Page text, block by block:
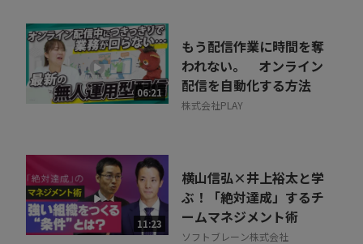
06:21
もう配信作業に時間を奪
われない。 オンライン
配信を自動化する方法
株式会社PLAY
11:23
横山信弘×井上裕太と学
ぶ！「絶対達成」するチ
ームマネジメント術
ソフトブレーン株式会社